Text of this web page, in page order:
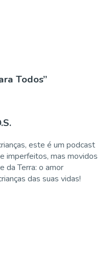
Todos”
este é um podcast
imperfeitos, mas movidos
da Terra: o amor
das suas vidas!